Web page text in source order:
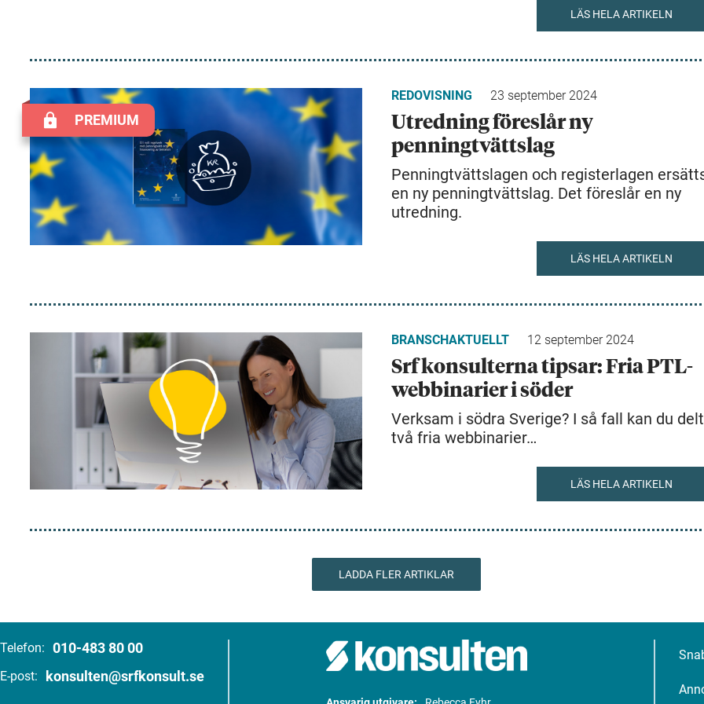
LÄS HELA ARTIKELN
PREMIUM
REDOVISNING 23 september 2024
Utredning föreslår ny
penningtvättslag
Penningtvättslagen och registerlagen
en ny penningtvättslag. Det föreslår en ny
utredning.
LÄS HELA ARTIKELN
BRANSCHAKTUELLT 12 september 2024
Srf konsulterna tipsar: Fria PTL-
webbinarier i söder
Verksam i södra Sverige? I så fall kan du
två fria webbinarier…
LÄS HELA ARTIKELN
LADDA FLER ARTIKLAR
Telefon: 010-483 80 00
E-post: konsulten@srfkonsult.se